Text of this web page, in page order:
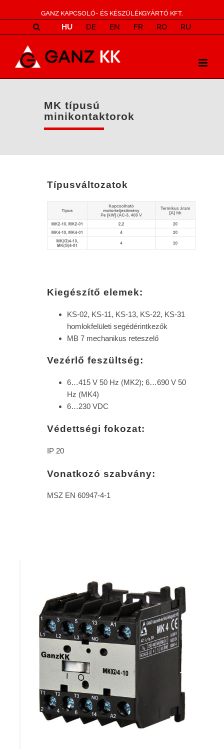
GANZ KAPCSOLÓ- ÉS KÉSZÜLÉKGYÁRTÓ KFT.
HU DE EN FR RO RU
MK típusú
minikontaktorok
Típusváltozatok
Kiegészítő elemek:
KS-02, KS-11, KS-13, KS-22, KS-31
homlokfelületi segédérintkezők
MB 7 mechanikus reteszelő
Vezérlő feszültség:
6…415 V 50 Hz (MK2); 6…690 V 50
Hz (MK4)
6…230 VDC
Védettségi fokozat:
IP 20
Vonatkozó szabvány:
MSZ EN 60947-4-1